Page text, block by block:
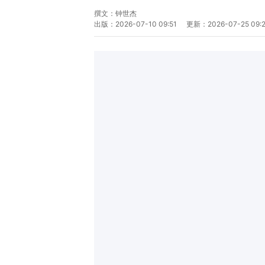
撰文： 钟世杰
出版： 2026-07-10 09:51 更新： 2026-07-25